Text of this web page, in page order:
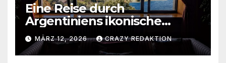
Eine Reise durch
Argentiniens ikonische
Wahrzeichen und
verborgene Schätze
MÄRZ 12, 2026 CRAZY REDAKTION